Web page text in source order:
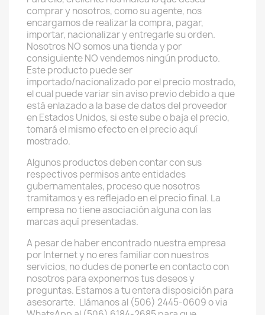
comprar y nosotros, como su agente, nos
encargamos de realizar la compra, pagar,
importar, nacionalizar y entregarle su orden.
Nosotros NO somos una tienda y por
consiguiente NO vendemos ningún producto.
Este producto puede ser
importado/nacionalizado por el precio mostrado,
el cual puede variar sin aviso previo debido a que
está enlazado a la base de datos del proveedor
en Estados Unidos, si este sube o baja el precio,
tomará el mismo efecto en el precio aquí
mostrado.
Algunos productos deben contar con sus
respectivos permisos ante entidades
gubernamentales, proceso que nosotros
tramitamos y es reflejado en el precio final. La
empresa no tiene asociación alguna con las
marcas aquí presentadas.
A pesar de haber encontrado nuestra empresa
por Internet y no eres familiar con nuestros
servicios, no dudes de ponerte en contacto con
nosotros para exponernos tus deseos y
preguntas. Estamos a tu entera disposición para
asesorarte. Llámanos al (506) 2445-0609 o via